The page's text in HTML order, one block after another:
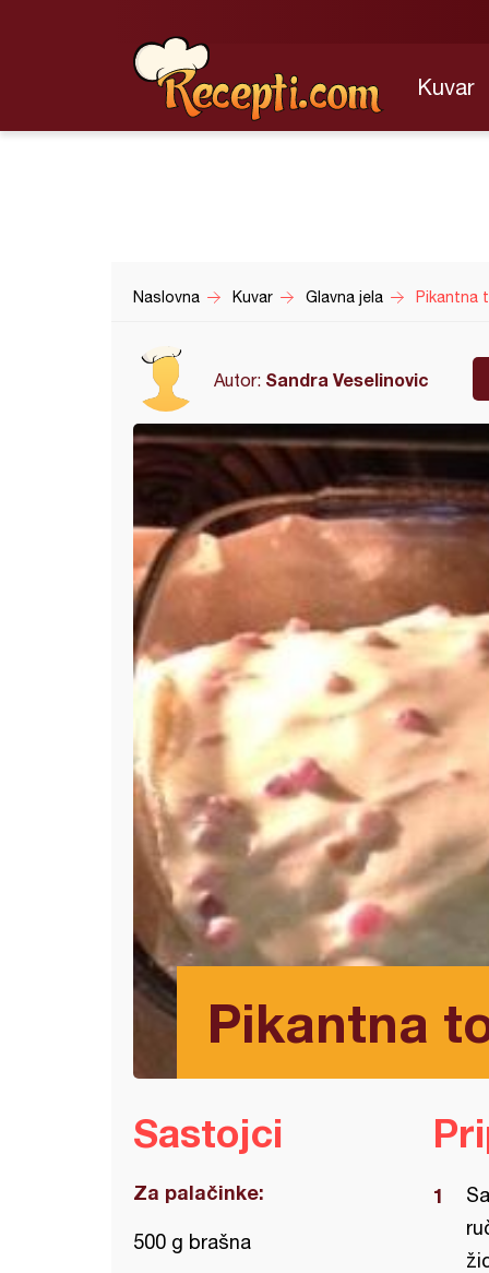
Kuvar
Naslovna Kuvar Glavna jela Pikantna
Autor: Sandra Veselinovic
Pikantna
Sastojci
Za palačinke:
500 g brašna